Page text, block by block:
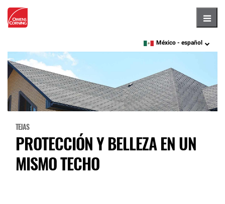
language
México - español
TEJAS
PROTECCIÓN Y BELLEZA EN UN
MISMO TECHO